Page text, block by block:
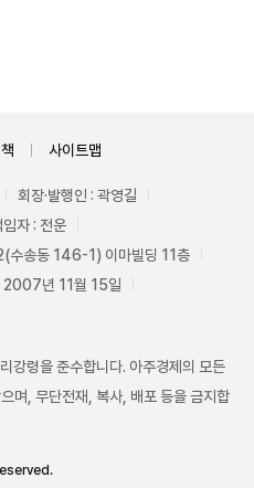
사이트맵
회장·발행인 : 곽영길
자 : 전운
수송동 146-1) 이마빌딩 11층
2007년 11월 15일
강령을 준수합니다. 아주경제의 모든
며, 무단전재, 복사, 배포 등을 금지합